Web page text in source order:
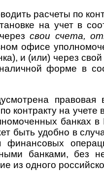
расчеты по
на учет в
свои счета,
офисе
и (или) через
форме в
правовая
конт­ракту на учете
бан­ках
быть удобно в
финан­совых
бан­ками, без
из одного